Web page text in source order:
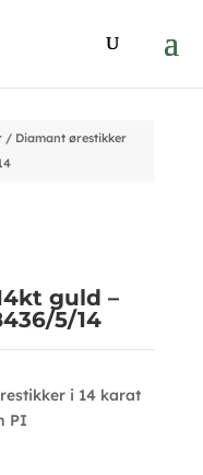
/ Diamant ørestikker
guld –
5/14
i 14 karat
PI